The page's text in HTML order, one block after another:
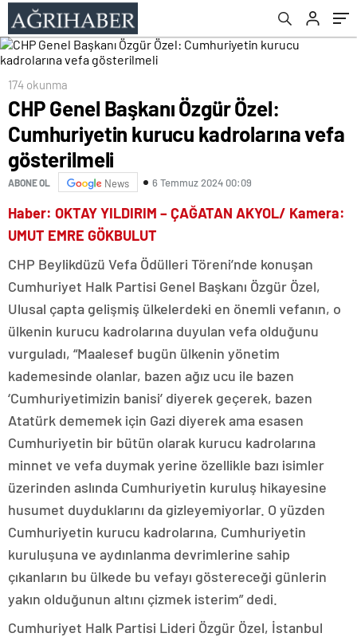
gösterilmeli
174 okunma
CHP Genel Başkanı Özgür Özel:
Cumhuriyetin kurucu kadrolarına vefa
gösterilmeli
ABONE OL News 6 Temmuz 2024 00:09
Haber: OKTAY YILDIRIM – ÇAĞATAN AKYOL/ Kamera:
UMUT EMRE GÖKBULUT
CHP Beylikdüzü Vefa Ödülleri Töreni’nde konuşan
Cumhuriyet Halk Partisi Genel Başkanı Özgür Özel,
Ulusal çapta gelişmiş ülkelerdeki en önemli vefanın, o
ülkenin kurucu kadrolarına duyulan vefa olduğunu
vurguladı, “Maalesef bugün ülkenin yönetim
kademesinde olanlar, bazen ağız ucu ile bazen
‘Cumhuriyetimizin banisi’ diyerek geçerek, bazen
Atatürk dememek için Gazi diyerek ama esasen
Cumhuriyetin bir bütün olarak kurucu kadrolarına
minnet ve vefa duymak yerine özellikle bazı isimler
üzerinden aslında Cumhuriyetin kuruluş hikayesine
husumet duyduklarını da gizleyemiyorlar. O yüzden
Cumhuriyetin kurucu kadrolarına, Cumhuriyetin
kuruluşuna ve aydınlanma devrimlerine sahip
çıkanların bu ülkede bu vefayı göstereceği günlerin
yakın olduğunun altını çizmek isterim” dedi.
Cumhuriyet Halk Partisi Lideri Özgür Özel, İstanbul